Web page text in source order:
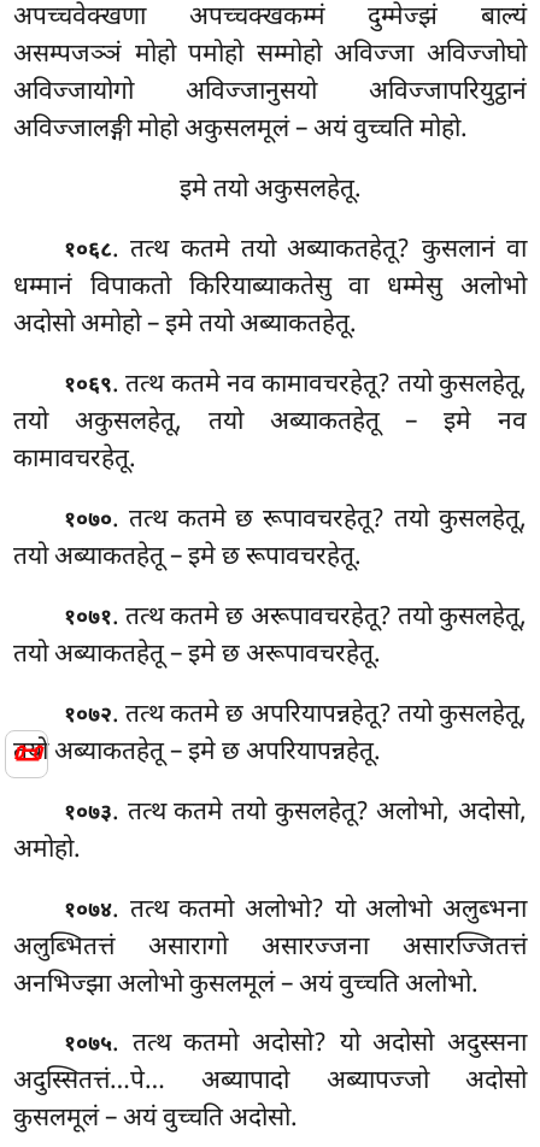
📜
अपच्चवेक्खणा अपच्चक्खकम्मं दुम्मेज्झं बाल्यं
असम्पजञ्ञं मोहो पमोहो सम्मोहो अविज्जा अविज्जोघो
अविज्जायोगो अविज्जानुसयो अविज्जापरियुट्ठानं
अविज्जालङ्गी मोहो अकुसलमूलं – अयं वुच्चति मोहो.
इमे तयो अकुसलहेतू.
१०६८. तत्थ कतमे तयो अब्याकतहेतू? कुसलानं वा
धम्मानं विपाकतो किरियाब्याकतेसु वा धम्मेसु अलोभो
अदोसो अमोहो – इमे तयो अब्याकतहेतू.
१०६९. तत्थकतमे नव कामावचरहेतू? तयो कुसलहेतू,
तयो अकुसलहेतू, तयो अब्याकतहेतू – इमे नव
कामावचरहेतू.
१०७०. तत्थ कतमे छ रूपावचरहेतू? तयो कुसलहेतू,
तयो अब्याकतहेतू – इमे छ रूपावचरहेतू.
१०७१. तत्थ कतमे छ अरूपावचरहेतू? तयोकुसलहेतू,
तयो अब्याकतहेतू – इमे छ अरूपावचरहेतू.
१०७२. तत्थ कतमे छ अपरियापन्नहेतू? तयो कुसलहेतू,
तयो अब्याकतहेतू – इमे छ अपरियापन्नहेतू.
१०७३. तत्थ कतमे तयो कुसलहेतू? अलोभो, अदोसो,
अमोहो.
१०७४. तत्थ कतमो अलोभो? यो अलोभो अलुब्भना
अलुब्भितत्तं असारागो असारज्जना असारज्जितत्तं
अनभिज्झा अलोभो कुसलमूलं – अयं वुच्चति अलोभो.
१०७५. तत्थ कतमो अदोसो? यो अदोसो अदुस्सना
अदुस्सितत्तं…पे… अब्यापादो अब्यापज्जो अदोसो
कुसलमूलं – अयं वुच्चति अदोसो.